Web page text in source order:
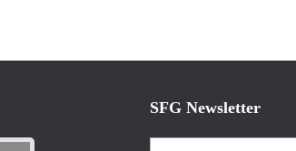
SFG Newsletter